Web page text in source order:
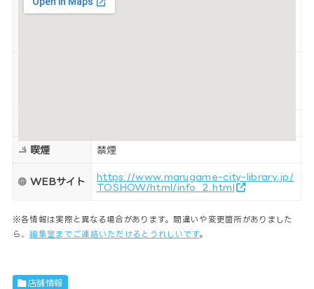
月～金9:30～18:00
土・日9:30～17:00
喫煙 禁煙
WEBサイト
https://www.marugame-city-library.jp/
TOSHOW/html/info_2.html
※各情報は実際と異なる場合があります。間違いや変更箇所がありました
ら、編集室までご連絡いただけるとうれしいです。
店舗情報